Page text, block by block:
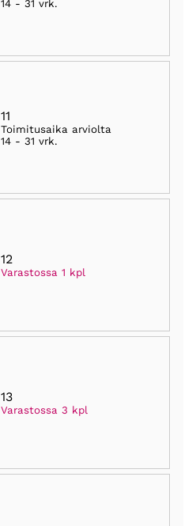
14 - 31 vrk.
11
Toimitusaika arviolta
14 - 31 vrk.
12
Varastossa 1 kpl
13
Varastossa 3 kpl